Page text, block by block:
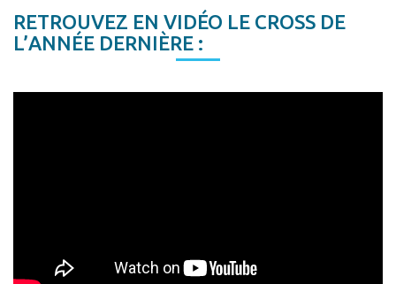
RETROUVEZ EN VIDÉO LE CROSS DE
L’ANNÉE DERNIÈRE :